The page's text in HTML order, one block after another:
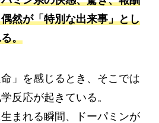
然が「特別な出来事」とし
。
」を感じるとき、そこでは
反応が起きている。
まれる瞬間、ドーパミンが